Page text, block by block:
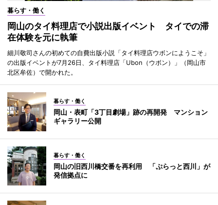
暮らす・働く
岡山のタイ料理店で小説出版イベント タイでの滞
在体験を元に執筆
細川敬司さんの初めての自費出版小説「タイ料理店ウボンにようこそ」
の出版イベントが7月26日、タイ料理店「Ubon（ウボン）」（岡山市
北区牟佐）で開かれた。
暮らす・働く
岡山・表町「3丁目劇場」跡の再開発 マンション
ギャラリー公開
暮らす・働く
岡山の旧西川橋交番を再利用 「ぷらっと西川」が
発信拠点に